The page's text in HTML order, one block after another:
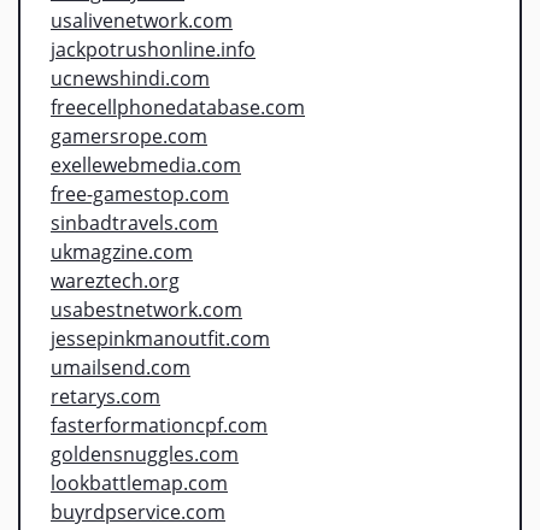
usalivenetwork.com
jackpotrushonline.info
ucnewshindi.com
freecellphonedatabase.com
gamersrope.com
exellewebmedia.com
free-gamestop.com
sinbadtravels.com
ukmagzine.com
wareztech.org
usabestnetwork.com
jessepinkmanoutfit.com
umailsend.com
retarys.com
fasterformationcpf.com
goldensnuggles.com
lookbattlemap.com
buyrdpservice.com